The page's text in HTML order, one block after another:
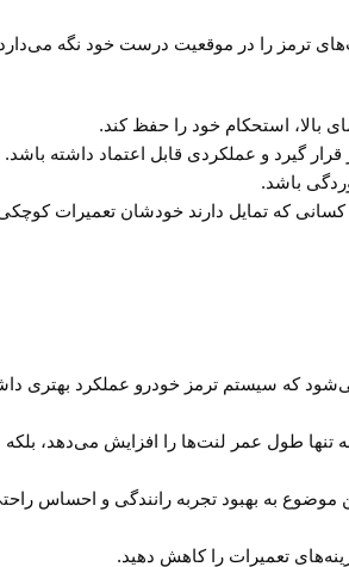
لنت‌های ترمز را در موقعیت درست خود نگه
باشد.
کسانی که تمایل دارند خودشان تعمیرات
که سیستم ترمز خودرو عملکرد بهتری
طول عمر لنت‌ها را افزایش می‌دهد، بلکه
به بهبود تجربه رانندگی و احساس
تعمیرات را کاهش دهید.